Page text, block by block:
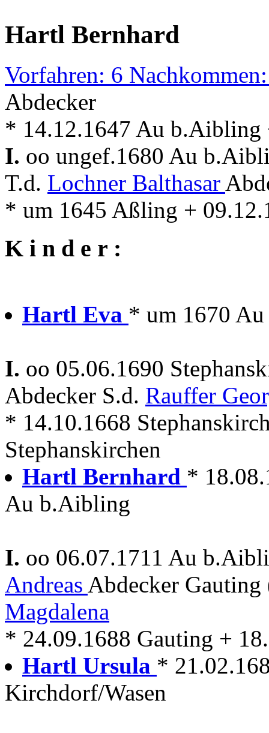
Hartl Bernhard
Vorfahren: 6
Abdecker
* 14.12.1647 Au
I. oo ungef.1680 Au
T.d. Lochner Balthasar
* um 1645 Aßling +
K i n d e r :
Hartl Eva * um 1670
I. oo 05.06.1690
Abdecker S.d. Rauffer
* 14.10.1668
Stephanskirchen
Hartl Bernhard *
Au b.Aibling
I. oo 06.07.1711 Au
Andreas Abdecker
Magdalena
* 24.09.1688 Gauting +
Hartl Ursula *
Kirchdorf/Wasen